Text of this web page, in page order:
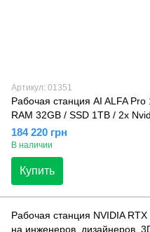
Артикул: 01351
Рабочая станция AI ALFA
RAM 32GB / SSD 1TB / 2х
184 220 грн
В наличии
Купить
Рабочая станция NVIDIA
на инженеров, дизайнеров,